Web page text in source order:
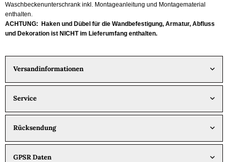
Waschbeckenunterschrank inkl. Montageanleitung und Montagematerial
enthalten.
ACHTUNG: Haken und Dübel für die Wandbefestigung, Armatur, Abfluss
und Dekoration ist NICHT im Lieferumfang enthalten.
Versandinformationen
Service
Rücksendung
GPSR Daten